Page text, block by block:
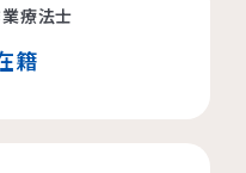
療法士
籍